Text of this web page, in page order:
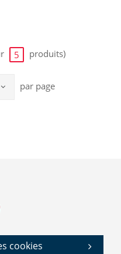
5 produits)
par page
cookies